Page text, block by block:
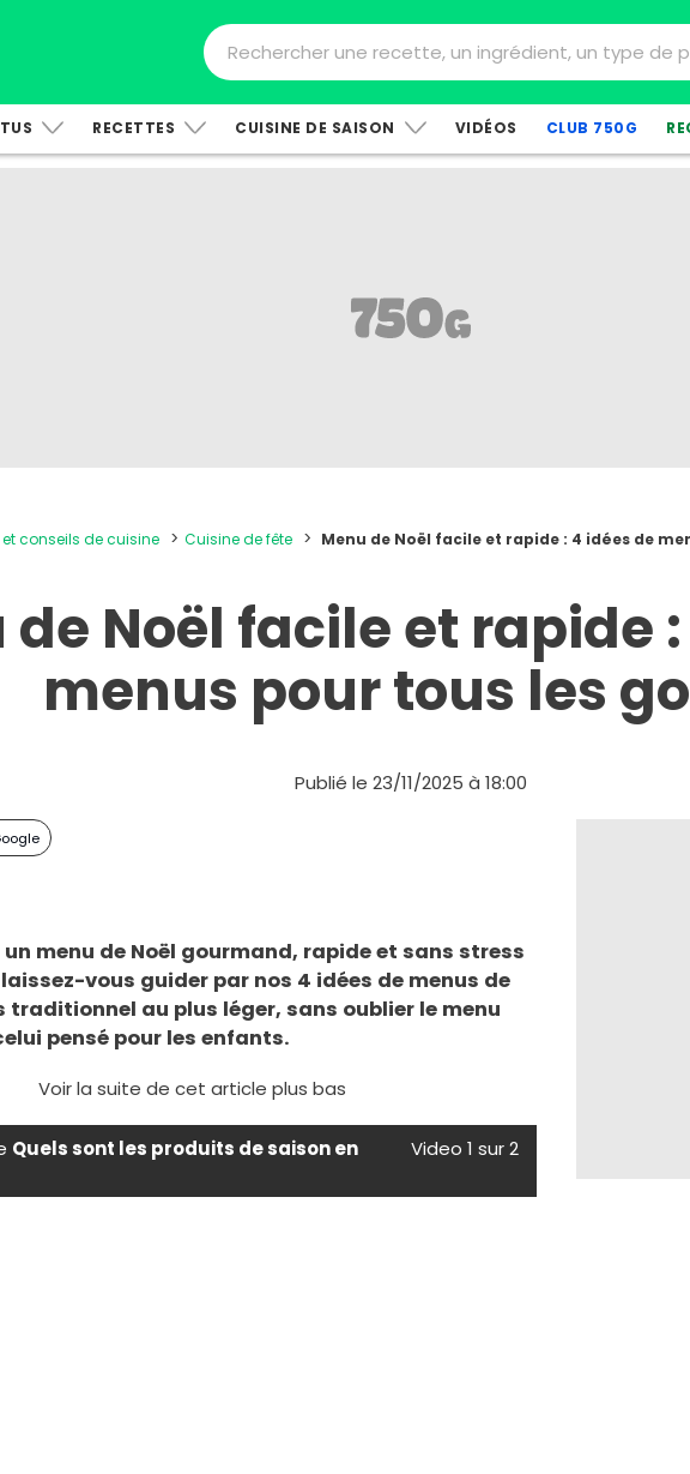
RECETTES CUISINE DE SAISON VIDÉOS CLUB 750G
conseils de cuisine Cuisine de fête Menu de Noël facile et rapide : 4 idées de
de Noël facile et rapide
menus pour tous les
Publié le 23/11/2025 à 18:00
menu de Noël gourmand, rapide et sans stress
vous guider par nos 4 idées de menus de
traditionnel au plus léger, sans oublier le menu
pensé pour les enfants.
Voir la suite de cet article plus bas
Quels sont les produits de saison en
Video 1 sur 2